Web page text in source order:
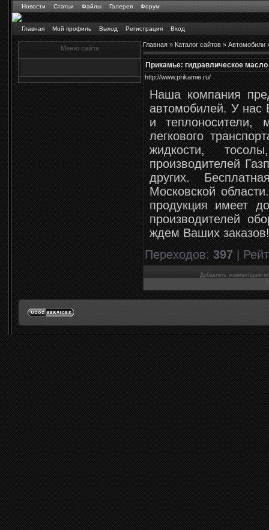
Новости Статьи Файлы Галерея Форум
Главная Мой профиль Выход Регистрация Вход
Меню сайта Главная»Каталог сайтов»Автомобили
Прикамье: гидравлическое
http://www.prikamie.ru/
Наша компания
автомобилей. У нас
и теплоносители,
легкового
жидкости,
производителей
других.
Московской
продукция имеет
производителей
ждем Ваших заказов!
Переходов:397|
Добавлять комментарии